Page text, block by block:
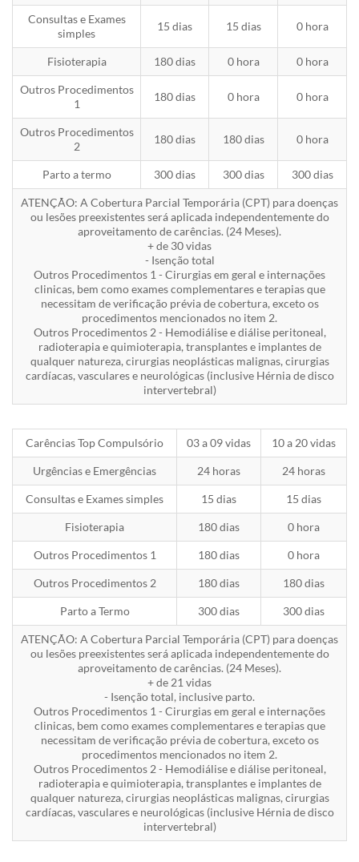
Consultas e Exames
simples
15 dias 15 dias 0 hora
Fisioterapia 180 dias 0 hora 0 hora
Outros Procedimentos
1
180 dias 0 hora 0 hora
Outros Procedimentos
2
180 dias 180 dias 0 hora
Parto a termo 300 dias 300 dias 300 dias
ATENÇÃO: A Cobertura Parcial Temporária (CPT) para doenças
ou lesões preexistentes será aplicada independentemente do
aproveitamento de carências. (24 Meses).
+ de 30 vidas
- Isenção total
Outros Procedimentos 1 - Cirurgias em geral e internações
clinicas, bem como exames complementares e terapias que
necessitam de verificação prévia de cobertura, exceto os
procedimentos mencionados no item 2.
Outros Procedimentos 2 - Hemodiálise e diálise peritoneal,
radioterapia e quimioterapia, transplantes e implantes de
qualquer natureza, cirurgias neoplásticas malignas, cirurgias
cardíacas, vasculares e neurológicas (inclusive Hérnia de disco
intervertebral)
Carências Top Compulsório 03 a 09 vidas 10 a 20 vidas
Urgências e Emergências 24 horas 24 horas
Consultas e Exames simples 15 dias 15 dias
Fisioterapia 180 dias 0 hora
Outros Procedimentos 1 180 dias 0 hora
Outros Procedimentos 2 180 dias 180 dias
Parto a Termo 300 dias 300 dias
ATENÇÃO: A Cobertura Parcial Temporária (CPT) para doenças
ou lesões preexistentes será aplicada independentemente do
aproveitamento de carências. (24 Meses).
+ de 21 vidas
- Isenção total, inclusive parto.
Outros Procedimentos 1 - Cirurgias em geral e internações
clinicas, bem como exames complementares e terapias que
necessitam de verificação prévia de cobertura, exceto os
procedimentos mencionados no item 2.
Outros Procedimentos 2 - Hemodiálise e diálise peritoneal,
radioterapia e quimioterapia, transplantes e implantes de
qualquer natureza, cirurgias neoplásticas malignas, cirurgias
cardíacas, vasculares e neurológicas (inclusive Hérnia de disco
intervertebral)